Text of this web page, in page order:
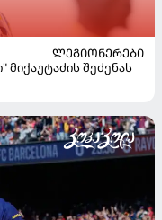
ᲚᲔᲒᲘᲝᲜᲔᲠᲔᲑᲘ
მიქაუტაძის შეძენას